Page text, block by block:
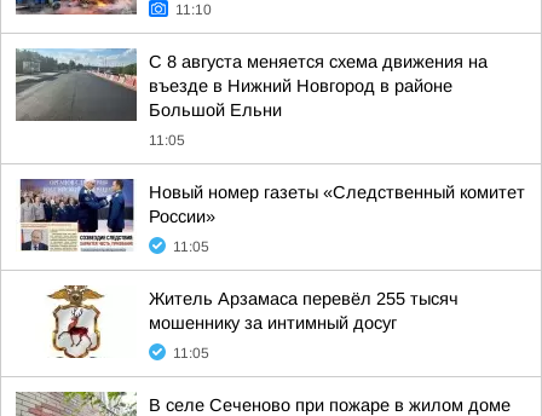
11:10
С 8 августа меняется схема движения на
въезде в Нижний Новгород в районе
Большой Ельни
11:05
Новый номер газеты «Следственный комитет
России»
11:05
Житель Арзамаса перевёл 255 тысяч
мошеннику за интимный досуг
11:05
В селе Сеченово при пожаре в жилом доме